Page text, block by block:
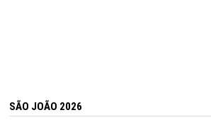
SÃO JOÃO 2026